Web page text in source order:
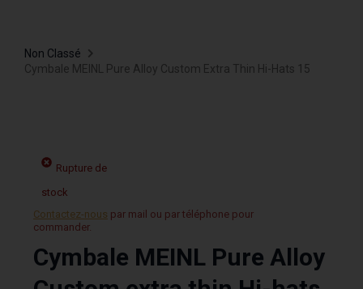
Non Classé
Cymbale MEINL Pure Alloy Custom Extra Thin Hi-Hats 15
Rupture de
stock
Contactez-nous par mail ou par téléphone pour
commander.
Cymbale MEINL Pure Alloy